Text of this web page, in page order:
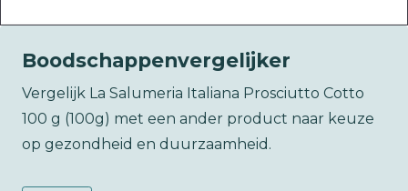
Boodschappenvergelijker
Vergelijk La Salumeria Italiana Prosciutto Cotto
100 g (100g) met een ander product naar keuze
op gezondheid en duurzaamheid.